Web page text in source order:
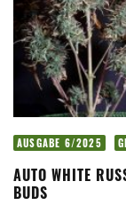
AUSGABE 6/2025
AUTO WHITE
BUDS